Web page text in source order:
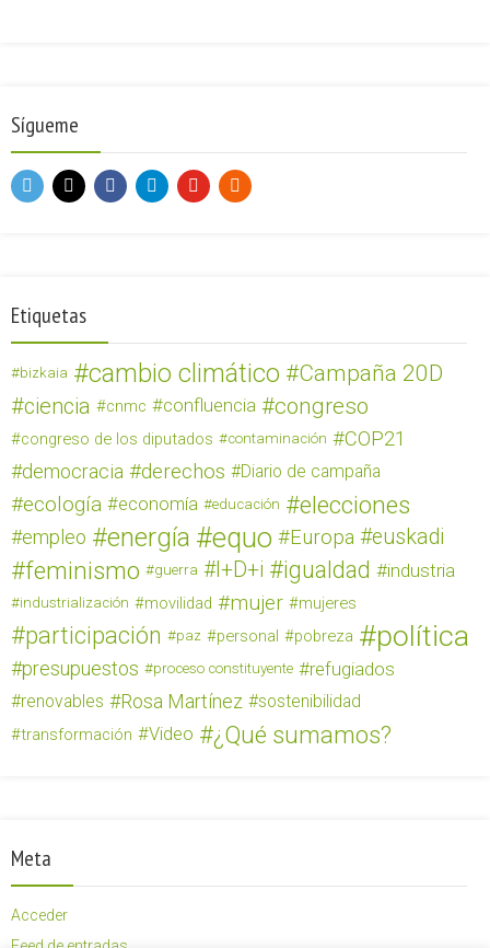
Sígueme
Etiquetas
bizkaia cambio climático
Campaña 20D
ciencia
cnmc confluencia congreso
congreso de los diputados contaminación COP21
democracia derechos Diario de campaña
ecología economía educación elecciones
empleo energía equo Europa euskadi
feminismo guerra I+D+i igualdad industria
industrialización movilidad mujer mujeres
participación paz personal pobreza política
presupuestos proceso constituyente refugiados
renovables Rosa Martínez sostenibilidad
transformación Video ¿Qué sumamos?
Meta
Acceder